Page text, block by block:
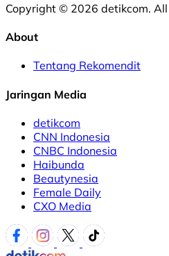
Copyright © 2026 detikcom.
About
Tentang Rekomendit
Jaringan Media
detikcom
CNN Indonesia
CNBC Indonesia
Haibunda
Beautynesia
Female Daily
CXO Media